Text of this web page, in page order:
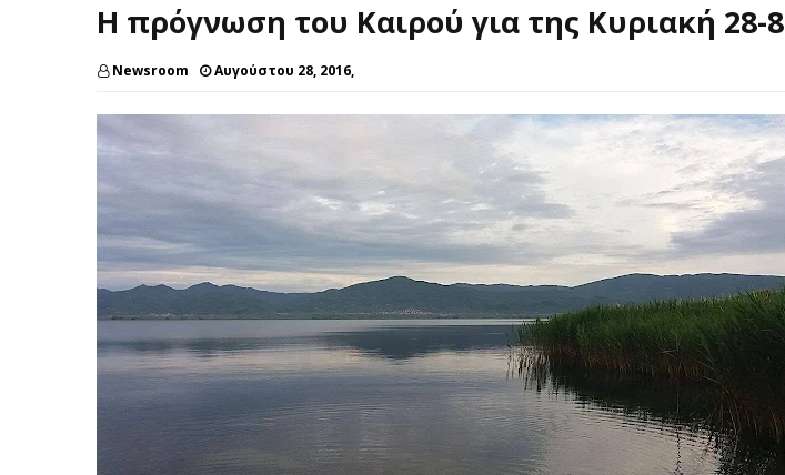
Η πρόγνωση του Καιρού για της Κυριακή 28-8
Newsroom Αυγούστου 28, 2016,